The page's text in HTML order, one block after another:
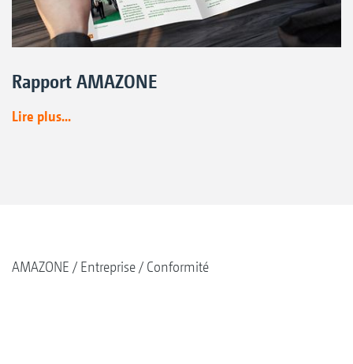
Rapport AMAZONE
Lire plus...
AMAZONE Entreprise Conformité